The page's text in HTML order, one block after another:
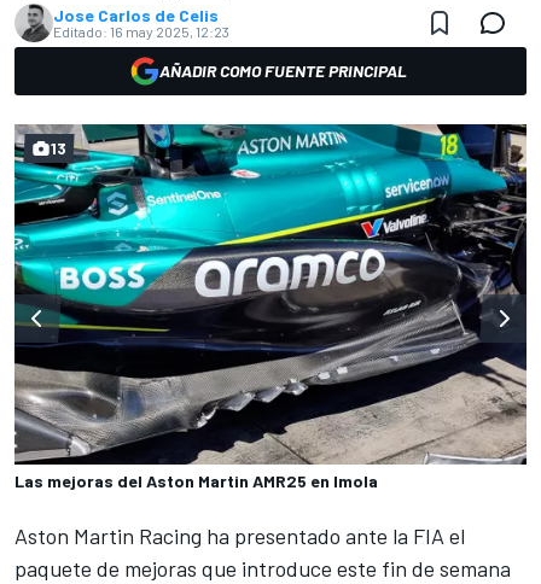
Jose Carlos de Celis
Editado: 16 may 2025, 12:23
AÑADIR COMO FUENTE PRINCIPAL
Las mejoras del Aston Martin AMR25 en Imola
13
Aston Martin Racing ha presentado ante la FIA el
paquete de mejoras que introduce este fin de semana